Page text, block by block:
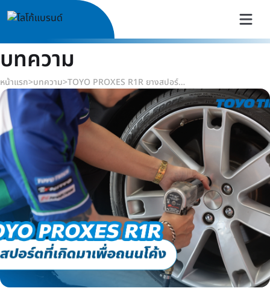
บทความ
หน้าแรก>บทความ> TOYO PROXES R1R ยางสปอร์ตที่เกิดมาเพื่อถนนโค้ง